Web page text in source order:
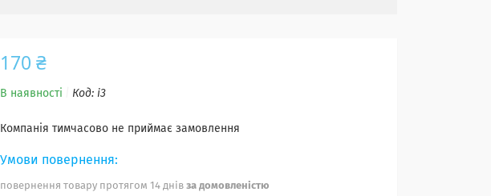
170 ₴
В наявності Код: i3
Компанія тимчасово не приймає замовлення
повернення товару протягом 14 днів за домовленістю